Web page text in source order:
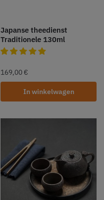
Japanse theedienst
Traditionele 130ml
169,00 €
In winkelwagen